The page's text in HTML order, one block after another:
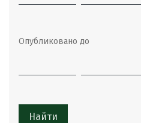
Опубликовано до
Найти